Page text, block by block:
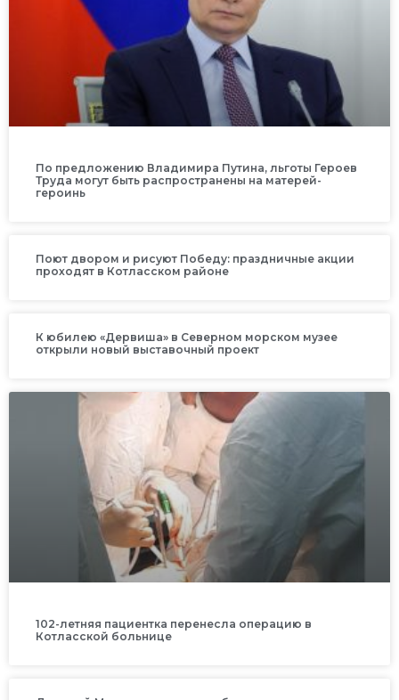
По предложению Владимира Путина, льготы Героев
Труда могут быть распространены на матерей-
героинь
Поют двором и рисуют Победу: праздничные акции
проходят в Котласском районе
К юбилею «Дервиша» в Северном морском музее
открыли новый выставочный проект
102-летняя пациентка перенесла операцию в
Котласской больнице